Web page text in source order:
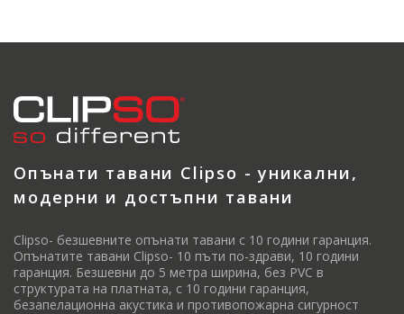
Опънати тавани Clipso - уникални,
модерни и достъпни тавани
Clipso- безшевните опънати тавани с 10 години гаранция.
Опънатите тавани Clipso- 10 пъти по-здрави, 10 години
гаранция. Безшевни до 5 метра ширина, без PVC в
структурата на платната, с 10 години гаранция,
безапелационна акустика и противопожарна сигурност